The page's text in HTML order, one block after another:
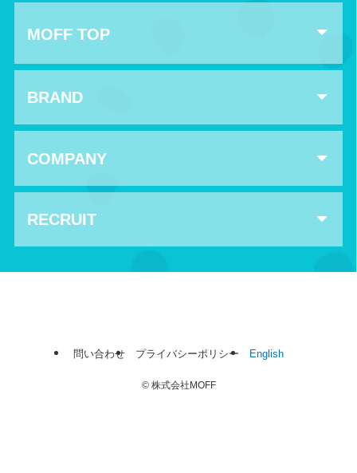
MOFF TOP
BRAND
COMPANY
RECRUIT
問い合わせ プライバシーポリシー English
©株式会社MOFF